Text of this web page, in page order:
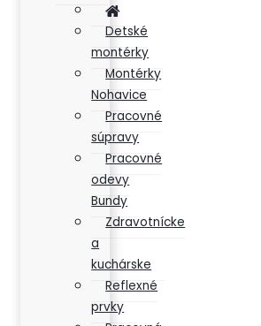
Detské
montérky
Montérky
Nohavice
Pracovné
súpravy
Pracovné
odevy
Bundy
Zdravotnícke
a
kuchárske
Reflexné
prvky